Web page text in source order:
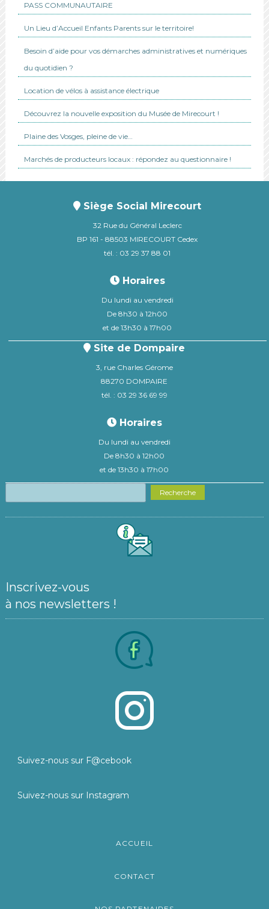
PASS COMMUNAUTAIRE
Un Lieu d’Accueil Enfants Parents sur le territoire!
Besoin d’aide pour vos démarches administratives et numériques
du quotidien ?
Location de vélos à assistance électrique
Découvrez la nouvelle exposition du Musée de Mirecourt !
Plaine des Vosges, pleine de vie…
Marchés de producteurs locaux : répondez au questionnaire !
Siège Social Mirecourt
32 Rue du Général Leclerc
BP 161 - 88503 MIRECOURT Cedex
tél. : 03 29 37 88 01
Horaires
Du lundi au vendredi
De 8h30 à 12h00
et de 13h30 à 17h00
Site de Dompaire
3, rue Charles Gérome
88270 DOMPAIRE
tél. : 03 29 36 69 99
Horaires
Du lundi au vendredi
De 8h30 à 12h00
et de 13h30 à 17h00
Recherche
Inscrivez-vous
à nos newsletters !
Suivez-nous sur F@cebook
Suivez-nous sur Instagram
ACCUEIL
CONTACT